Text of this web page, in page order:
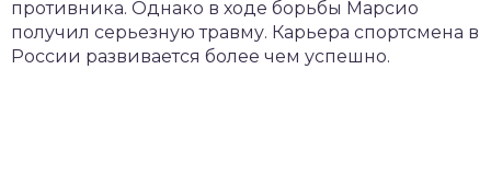
противника. Однако в ходе борьбы Марсио
получил серьезную травму. Карьера спортсмена в
России развивается более чем успешно.